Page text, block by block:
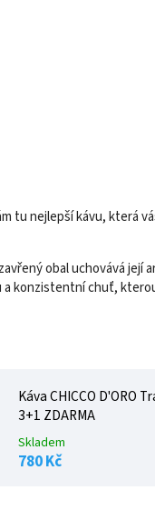
tu nejlepší kávu, která
obal uchovává její
a konzistentní chuť,
Káva CHICCO D'ORO
3+1 ZDARMA
Skladem
780 Kč